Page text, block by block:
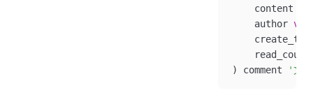
    content
    author
) comment
'文